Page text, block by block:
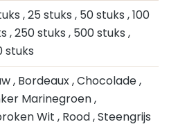
, 25 stuks , 50 stuks , 100
, 250 stuks , 500 stuks ,
stuks
, Bordeaux, Chocolade,
Marinegroen,
Wit , Rood, Steengrijs